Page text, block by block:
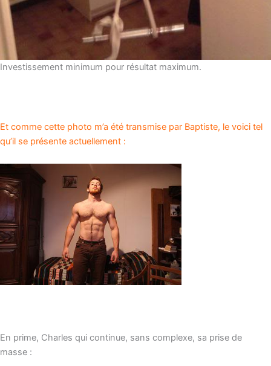
Investissement minimum pour résultat maximum.
Et comme cette photo m’a été transmise par Baptiste, le voici tel
qu’il se présente actuellement :
En prime, Charles qui continue, sans complexe, sa prise de
masse :